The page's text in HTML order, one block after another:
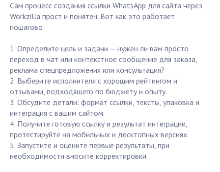
Сам процесс создания ссылки WhatsApp для сайта через
Workzilla прост и понятен. Вот как это работает
пошагово:
1. Определите цель и задачи — нужен ли вам просто
переход в чат или контекстное сообщение для заказа,
реклама спецпредложения или консультация?
2. Выберите исполнителя с хорошим рейтингом и
отзывами, подходящего по бюджету и опыту.
3. Обсудите детали: формат ссылки, тексты, упаковка и
интеграция с вашим сайтом.
4. Получите готовую ссылку и результат интеграции,
протестируйте на мобильных и десктопных версиях.
5. Запустите и оцените первые результаты, при
необходимости вносите корректировки.